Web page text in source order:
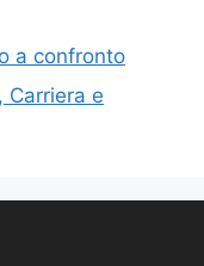
a confronto
Carriera e